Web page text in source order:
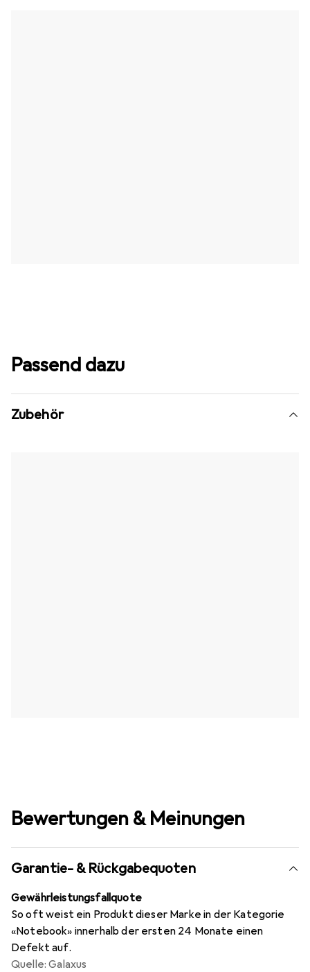
Passend dazu
Zubehör
Bewertungen & Meinungen
Garantie- & Rückgabequoten
Gewährleistungsfallquote
So oft weist ein Produkt dieser Marke in der Kategorie
«Notebook» innerhalb der ersten 24 Monate einen
Defekt auf.
Quelle: Galaxus